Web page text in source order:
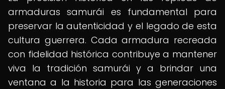
armaduras samurái es fundamental para
preservar la autenticidad y el legado de esta
cultura guerrera. Cada armadura recreada
con fidelidad histórica contribuye a mantener
viva la tradición samurái y a brindar una
ventana a la historia para las generaciones